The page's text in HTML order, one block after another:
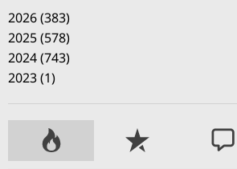
2026 (383)
2025 (578)
2024 (743)
2023 (1)
P
o
R
e
C
o